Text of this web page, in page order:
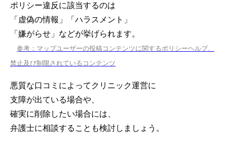
ポリシー違反に該当するのは
「虚偽の情報」「ハラスメント」
「嫌がらせ」などが挙げられます。
参考：マップユーザーの投稿コンテンツに関するポリシーヘルプ、
禁止及び制限されているコンテンツ
悪質な口コミによってクリニック運営に
支障が出ている場合や、
確実に削除したい場合には、
弁護士に相談することも検討しましょう。